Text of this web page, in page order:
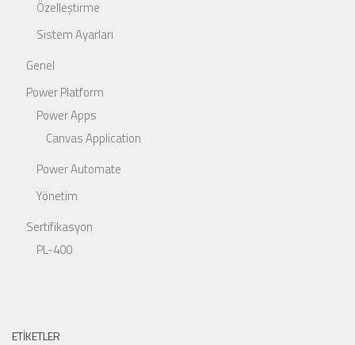
Özelleştirme
Sistem Ayarları
Genel
Power Platform
Power Apps
Canvas Application
Power Automate
Yönetim
Sertifikasyon
PL-400
ETIKETLER